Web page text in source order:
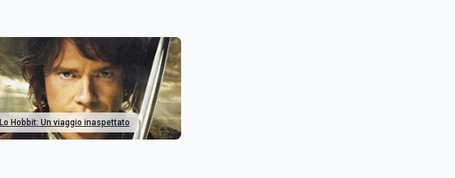
Lo Hobbit: Un viaggio inaspettato